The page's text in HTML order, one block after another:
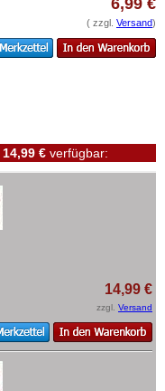
6,99 €
( zzgl. Versand)
14,99 € verfügbar:
14,99 €
zzgl. Versand